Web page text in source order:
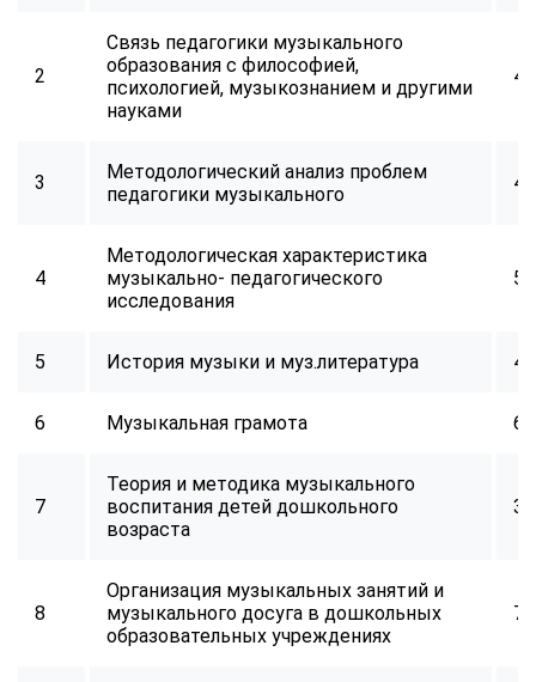
2
Связь педагогики музыкального
образования с философией,
психологией, музыкознанием и другими
науками
48
3
Методологический анализ проблем
педагогики музыкального
40
4
Методологическая характеристика
музыкально- педагогического
исследования
56
5 История музыки и муз.литература 48
6 Музыкальная грамота 64
7
Теория и методика музыкального
воспитания детей дошкольного
возраста
32
8
Организация музыкальных занятий и
музыкального досуга в дошкольных
образовательных учреждениях
72